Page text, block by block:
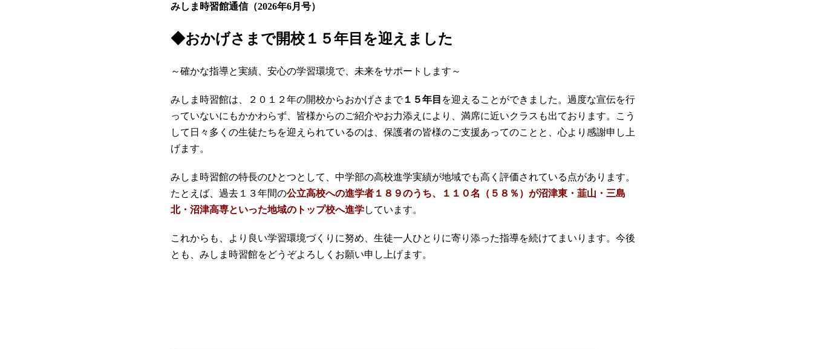
みしま時習館通信（2026年6月号）
◆おかげさまで開校１５年目を迎えました
～確かな指導と実績、安心の学習環境で、未来をサポートします～
みしま時習館は、２０１２年の開校からおかげさまで１５年目 を迎えることができました。過度な宣伝を行
っていないにもかかわらず、皆様からのご紹介やお力添えにより、満席に近いクラスも出ております。こう
して日々多くの生徒たちを迎えられているのは、保護者の皆様のご支援あってのことと、心より感謝申し上
げます。
みしま時習館の特長のひとつとして、中学部の高校進学実績が地域でも高く評価されている点があります。
たとえば、過去１３年間の公立高校への進学者１８９のうち、１１０名（５８％）が沼津東・韮山・三島
北・沼津高専といった地域のトップ校へ進学しています。
これからも、より良い学習環境づくりに努め、生徒一人ひとりに寄り添った指導を続けてまいります。今後
とも、みしま時習館をどうぞよろしくお願い申し上げます。